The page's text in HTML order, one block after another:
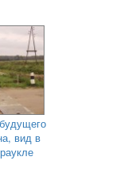
вид в